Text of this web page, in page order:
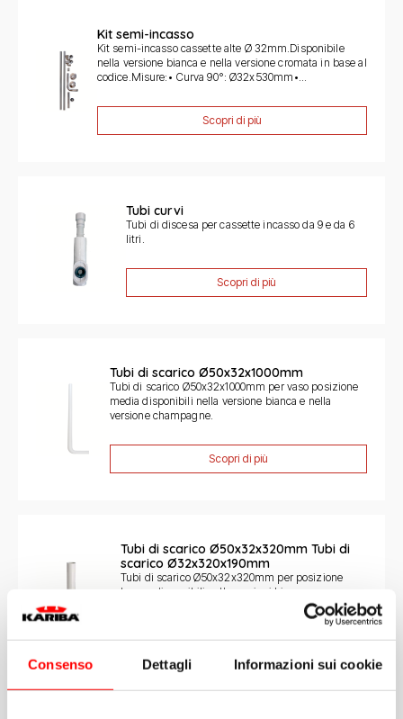
Consenso Dettagli Informazioni sui cookie
Kit semi-incasso
Kit semi-incasso cassette alte Ø 32mm.Disponibile
nella versione bianca e nella versione cromata in base al
codice.Misure:• Curva 90°: Ø32x530mm•...
Scopri di più
Tubi curvi
Tubi di discesa per cassette incasso da 9 e da 6
litri.
Scopri di più
Tubi di scarico Ø50x32x1000mm
Tubi di scarico Ø50x32x1000mm per vaso posizione
media disponibili nella versione bianca e nella
versione champagne.
Scopri di più
Tubi di scarico Ø50x32x320mm Tubi di
scarico Ø32x320x190mm
Tubi di scarico Ø50x32x320mm per posizione
bassa, disponibili nelle versioni bianco e